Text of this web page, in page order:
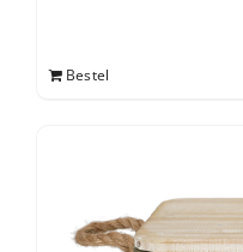
Bestel